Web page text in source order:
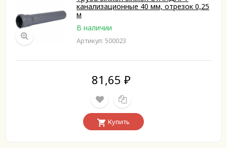
канализационные 40 мм, отрезок 0,25
м
В наличии
Артикул: 500023
81,65 ₽
Купить